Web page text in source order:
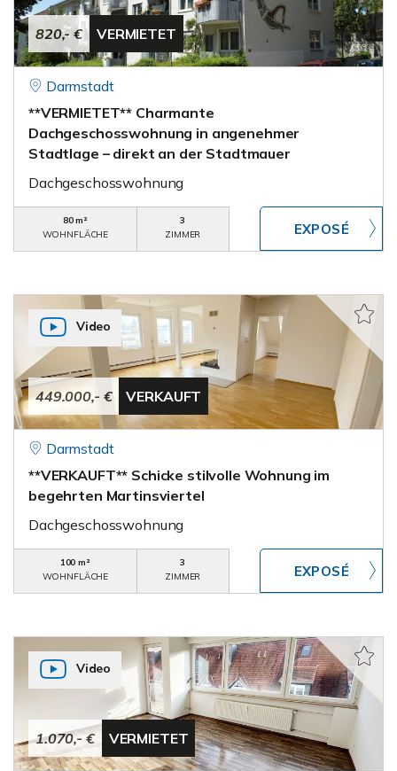
820,- € VERMIETET
Darmstadt
**VERMIETET** Charmante
Dachgeschosswohnung in angenehmer
Stadtlage – direkt an der Stadtmauer
Dachgeschosswohnung
80 m²
WOHNFLÄCHE
3
ZIMMER
449.000,- € VERKAUFT
Video
Darmstadt
**VERKAUFT** Schicke stilvolle Wohnung im
begehrten Martinsviertel
Dachgeschosswohnung
100 m²
WOHNFLÄCHE
3
ZIMMER
1.070,- € VERMIETET
Video